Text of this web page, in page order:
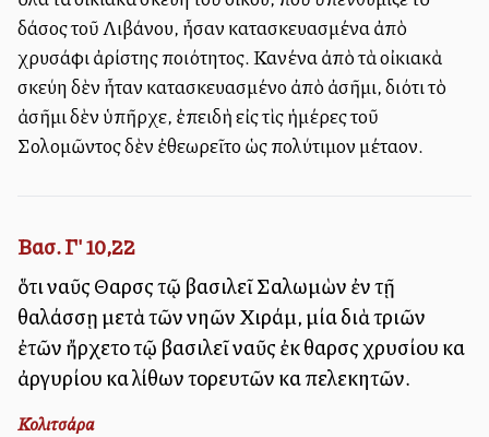
δάσος τοῦ Λιβάνου, ἦσαν κατασκευασμένα ἀπὸ
χρυσάφι ἀρίστης ποιότητος. Κανένα ἀπὸ τὰ οἰκιακὰ
σκεύη δὲν ἦταν κατασκευασμένο ἀπὸ ἀσῆμι, διότι τὸ
ἀσῆμι δὲν ὑπῆρχε, ἐπειδὴ εἰς τὶς ἡμέρες τοῦ
Σολομῶντος δὲν ἐθεωρεῖτο ὡς πολύτιμον μέταλλον.
Βασ. Γ' 10,22
ὅτι ναῦς Θαρσὶς τῷ βασιλεῖ Σαλωμὼν ἐν τῇ
θαλάσσῃ μετὰ τῶν νηῶν Χιράμ, μία διὰ τριῶν
ἐτῶν ἤρχετο τῷ βασιλεῖ ναῦς ἐκ θαρσὶς χρυσίου καὶ
ἀργυρίου καὶ λίθων τορευτῶν καὶ πελεκητῶν.
Κολιτσάρα